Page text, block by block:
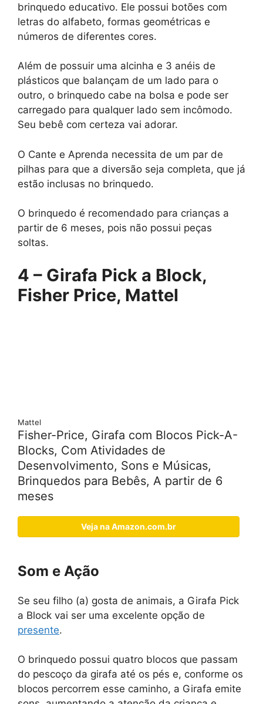
brinquedo educativo. Ele possui botões com
letras do alfabeto, formas geométricas e
números de diferentes cores.
Além de possuir uma alcinha e 3 anéis de
plásticos que balançam de um lado para o
outro, o brinquedo cabe na bolsa e pode ser
carregado para qualquer lado sem incômodo.
Seu bebê com certeza vai adorar.
O Cante e Aprenda necessita de um par de
pilhas para que a diversão seja completa, que já
estão inclusas no brinquedo.
O brinquedo é recomendado para crianças a
partir de 6 meses, pois não possui peças
soltas.
4 – Girafa Pick a Block,
Fisher Price, Mattel
Mattel
Fisher-Price, Girafa com Blocos Pick-A-
Blocks, Com Atividades de
Desenvolvimento, Sons e Músicas,
Brinquedos para Bebês, A partir de 6
meses
Veja na Amazon.com.br
Som e Ação
Se seu filho (a) gosta de animais, a Girafa Pick
a Block vai ser uma excelente opção de
presente.
O brinquedo possui quatro blocos que passam
do pescoço da girafa até os pés e, conforme os
blocos percorrem esse caminho, a Girafa emite